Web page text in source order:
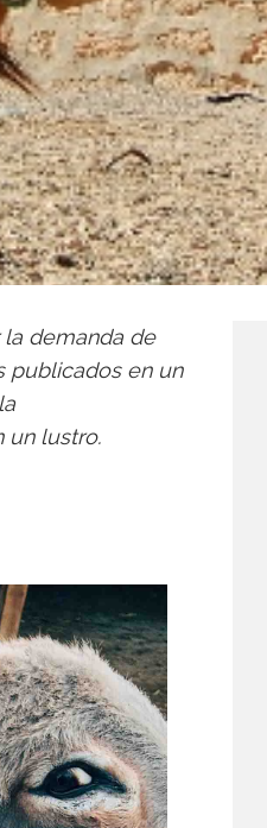
demanda de
publicados en un
un lustro.